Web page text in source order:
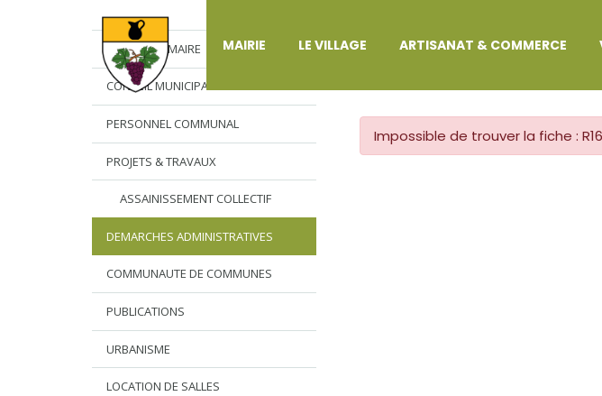
MAIRIE LE VILLAGE ARTISANAT & COMMERCE
L’EDITO DU MAIRE
CONSEIL MUNICIPAL
PERSONNEL COMMUNAL
PROJETS & TRAVAUX
ASSAINISSEMENT COLLECTIF
DEMARCHES ADMINISTRATIVES
COMMUNAUTE DE COMMUNES
PUBLICATIONS
URBANISME
LOCATION DE SALLES
DÉMARCHES
Impossible de trouver la fiche :